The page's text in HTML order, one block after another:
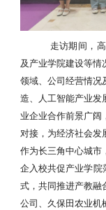
走访期间，
及产业学院建设等情
领域、公司经营情况
造、人工智能产业发
业企业合作前景广阔
对接，为经济社会发
作为长三角中心城市
企入校共促产业学院
式，共同推进产教融
公司、久保田农业机